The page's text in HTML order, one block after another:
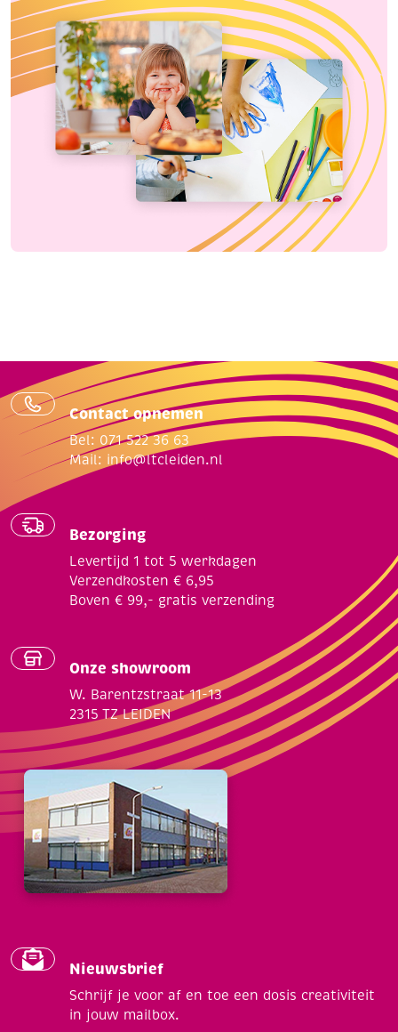
Contact opnemen
Bel: 071 522 36 63
Mail: info@ltcleiden.nl
Bezorging
Levertijd 1 tot 5 werkdagen
Verzendkosten € 6,95
Boven € 99,- gratis verzending
Onze showroom
W. Barentzstraat 11-13
2315 TZ LEIDEN
Nieuwsbrief
Schrijf je voor af en toe een dosis creativiteit
in jouw mailbox.